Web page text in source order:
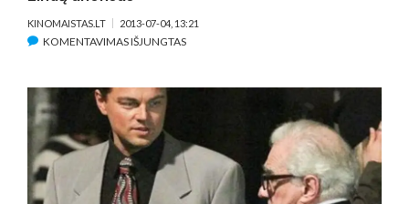
KINOMAISTAS.LT 2013-07-04, 13:21
KOMENTAVIMAS IŠJUNGTASĮRAŠE
PORNO
AKTORĘ
LINDĄ